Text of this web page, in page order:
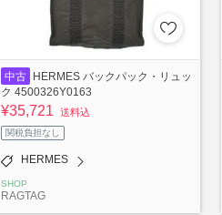
中古
HERMES バックパック・リュッ
ク 4500326Y0163
¥35,721 送料込
関税負担なし
HERMES
SHOP
RAGTAG